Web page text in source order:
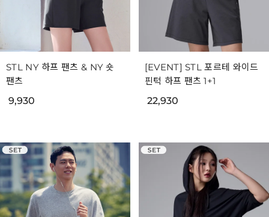
STL NY 하프 팬츠 & NY 숏
팬츠
9,930
[EVENT] STL 포르테 와이드
핀턱 하프 팬츠 1+1
22,930